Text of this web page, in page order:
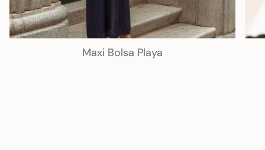
Maxi Bolsa Playa